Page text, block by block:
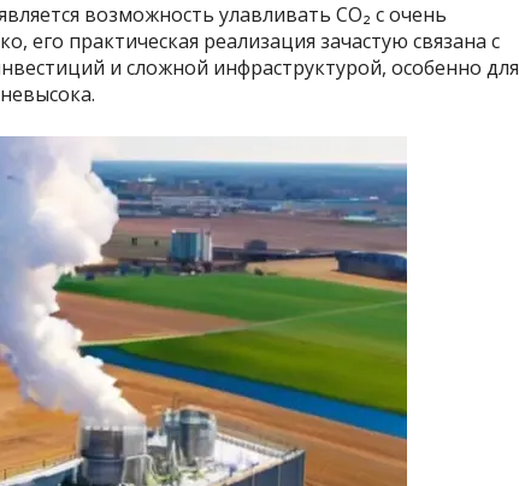
возможность улавливать CO₂ с очень
его практическая реализация зачастую связана с
и сложной инфраструктурой, особенно для